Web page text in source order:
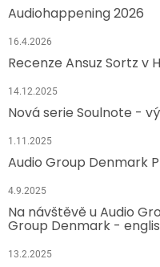
Audiohappening 2026
16.4.2026
Recenze Ansuz Sortz v
14.12.2025
Nová serie Soulnote -
1.11.2025
Audio Group Denmark
4.9.2025
Na návštěvě u Audio
Group Denmark -
13.2.2025